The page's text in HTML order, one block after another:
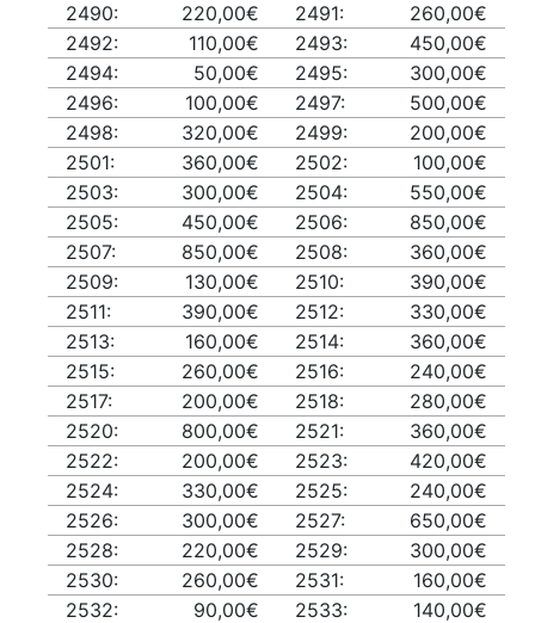
2490:
220,00€ 2491:
260,00€
2492:
110,00€ 2493:
450,00€
2494:
50,00€ 2495:
300,00€
2496:
100,00€ 2497:
500,00€
2498:
320,00€ 2499:
200,00€
2501:
360,00€ 2502:
100,00€
2503:
300,00€ 2504:
550,00€
2505:
450,00€ 2506:
850,00€
2507:
850,00€ 2508:
360,00€
2509:
130,00€ 2510:
390,00€
2511:
390,00€ 2512:
330,00€
2513:
160,00€ 2514:
360,00€
2515:
260,00€ 2516:
240,00€
2517:
200,00€ 2518:
280,00€
2520:
800,00€ 2521:
360,00€
2522:
200,00€ 2523:
420,00€
2524:
330,00€ 2525:
240,00€
2526:
300,00€ 2527:
650,00€
2528:
220,00€ 2529:
300,00€
2530:
260,00€ 2531:
160,00€
2532:
90,00€ 2533: 140,00€